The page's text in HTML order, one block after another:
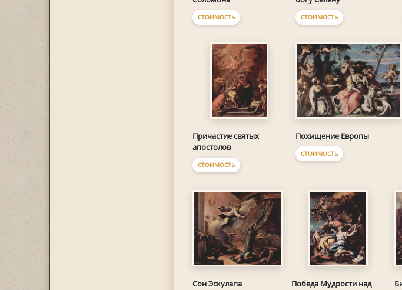
СТОИМОСТЬ СТОИМОСТЬ
Причастие святых
апостолов
СТОИМОСТЬ
Похищение Европы
СТОИМОСТЬ
Сон Эскулапа
Победа Мудрости над